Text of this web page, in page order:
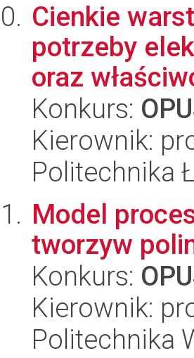
Cienkie
potrzeby
oraz
Konkurs:
Kierownik:
Politechnika
Model
tworzyw
Konkurs:
Kierownik:
Politechnika